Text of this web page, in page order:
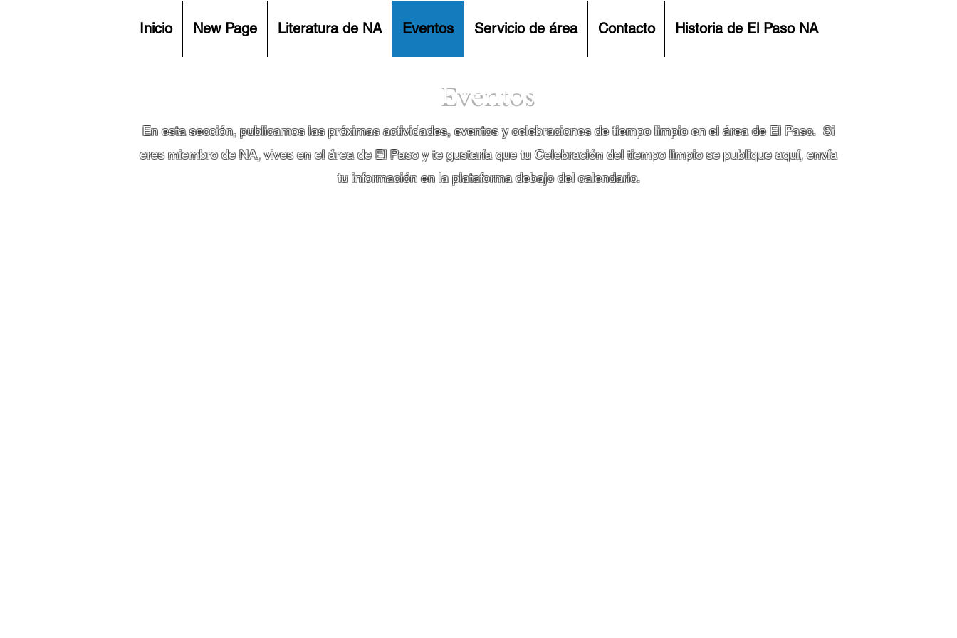
Inicio New Page Literatura de NA Eventos Servicio de área Contacto Historia de El Paso NA
Eventos
En esta sección, publicamos las próximas actividades, eventos y celebraciones de tiempo limpio en el área de El Paso. Si
eres miembro de NA, vives en el área de El Paso y te gustaría que tu Celebración del tiempo limpio se publique aquí, envía
tu información en la plataforma debajo del calendario.